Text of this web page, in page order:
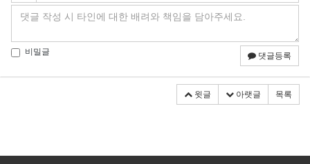
비밀글 댓글등록
윗글 아랫글 목록